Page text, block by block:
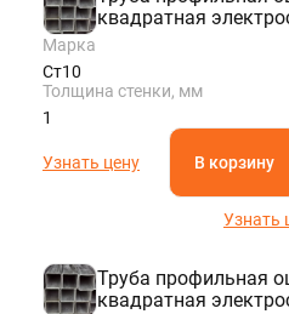
квадратная
Марка
Ст10
Толщина стенки, мм
1
Узнать цену В корзину
Узнать
Труба профильная
квадратная